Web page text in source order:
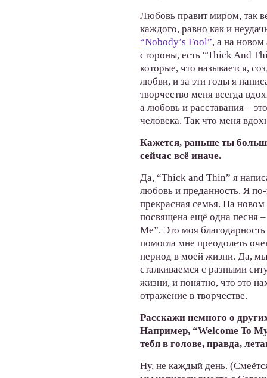
Любовь правит миром, так
каждого, равно как и
“Nobody’s Fool”, а на
стороны, есть “Thick And
которые, что называется,
любви, и за эти годы я
творчество меня всегда
а любовь и расставания –
человека. Так что меня
Кажется, раньше ты
сейчас всё иначе.
Да, “Thick and Thin” я
любовь и преданность. Я
прекрасная семья. На новом
посвящена ещё одна песня
Me”. Это моя благодарность
помогла мне преодолеть
период в моей жизни. Да,
сталкиваемся с разными
жизни, и понятно, что это
отражение в творчестве.
Расскажи немного о
Например, “Welcome To
тебя в голове, правда,
Ну, не каждый день.